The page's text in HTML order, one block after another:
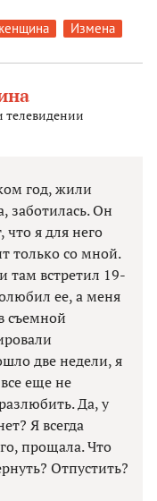
Измена
телевидении
год, жили
заботилась. Он
я для него
только со мной.
там встретил 19-
ее, а меня
съемной
две недели, я
еще не
Да, у
Я всегда
прощала. Что
Отпустить?